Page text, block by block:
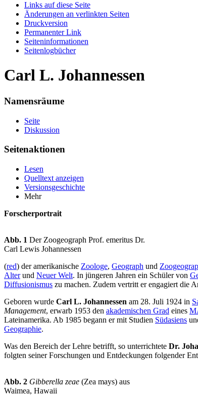
Links auf diese Seite
Änderungen an verlinkten Seiten
Druckversion
Permanenter Link
Seiten­informationen
Seitenlogbücher
Carl L. Johannessen
Namensräume
Seite
Diskussion
Seitenaktionen
Lesen
Quelltext anzeigen
Versionsgeschichte
Mehr
Forscherportrait
Abb. 1 Der Zoogeograph Prof. emeritus Dr.
Carl Lewis Johannessen
(red) der amerikanische Zoologe, Geograph und
Alterund Neuer Welt. In jüngeren Jahren ein Schüler von
Diffusionismus zu machen. Zudem vertritt er engagiert die
Geboren wurde Carl L. Johannessen am 28. Juli 1924 in
Management, erwarb 1953 den akademischen Grad eines
Lateinamerika. Ab 1985 begann er mit Studien Südasiens
Geographie.
Was den Bereich der Lehre betrifft, so unterrichtete Dr.
folgten seiner Forschungen und Entdeckungen folgender
Abb. 2 Gibberella zeae (Zea mays) aus
Waimea, Hawaii